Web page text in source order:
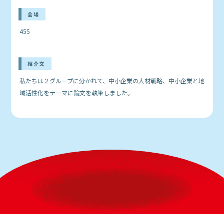
会場
455
紹介文
私たちは２グループに分かれて、中小企業の人材戦略、中小企業と地
域活性化をテーマに論文を執筆しました。